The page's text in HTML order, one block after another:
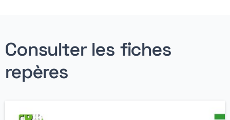
Consulter les fiches
repères